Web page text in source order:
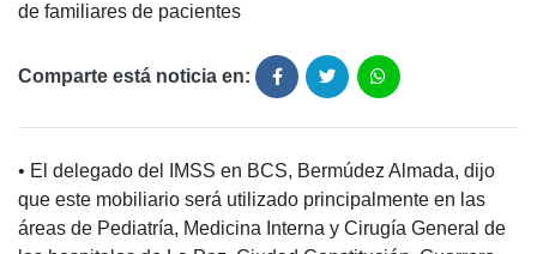
Comparte está noticia en:
• El delegado del IMSS en BCS, Bermúdez Almada, dijo
que este mobiliario será utilizado principalmente en las
áreas de Pediatría, Medicina Interna y Cirugía General de